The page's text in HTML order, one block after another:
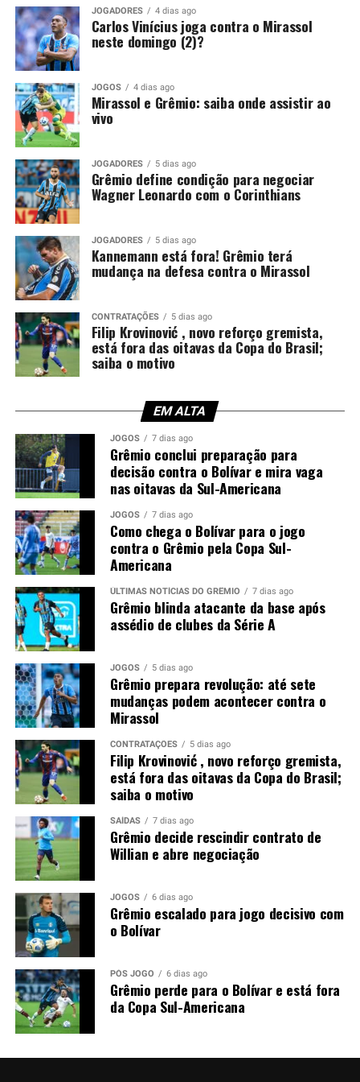
peça importante para o restante da temporada. Por
isso, só admite abrir negociações caso receba uma
proposta de compra que atenda às suas exigências
financeiras.
Você precisa ver também:Kannemann está fora!
Grêmio terá mudança na defesa contra o Mirassol
Grêmio mantém decisão para
liberar Wagner Leonardo
Recentemente, o Vitória também tentou viabilizar o
retorno de Wagner Leonardo. O clube baiano buscou
uma composição financeira, inclusive por conta de uma
pendência envolvendo a negociação realizada em 2025.
Na ocasião, o Grêmio desembolsou 4,5 milhões de
dólares, cerca de R$ 25,1 milhões, para contratar o
zagueiro. Apesar das conversas, as partes não chegaram
Enquanto isso, o Corinthians enfrenta dificuldades para
reforçar a defesa. Mesmo com autorização para
contratar atletas, o clube sofre duas punições de
transfer ban e, neste momento, não pode inscrever
novos jogadores nas competições.
Tricolor também busca um zagueiro
canhoto
Paralelamente, o Grêmio segue no mercado em busca de
um zagueiro canhoto para suprir a saída de Viery. Caso
Wagner Leonardo seja vendido, a diretoria deverá
intensificar a procura por dois defensores.
Neste cenário, a tendência é de que o Corinthians não
avance nas tratativas. Sem possibilidade de registrar o
atleta e diante da exigência do Grêmio por uma venda, a
negociação perdeu força nos bastidores.
Foto: Lucas Uebel / Grêmio
JOGADORES 4 dias ago
Carlos Vinícius joga contra o Mirassol
neste domingo (2)?
JOGOS 4 dias ago
Mirassol e Grêmio: saiba onde assistir ao
vivo
JOGADORES 5 dias ago
Grêmio define condição para negociar
Wagner Leonardo com o Corinthians
JOGADORES 5 dias ago
Kannemann está fora! Grêmio terá
mudança na defesa contra o Mirassol
CONTRATAÇÕES 5 dias ago
Filip Krovinović , novo reforço gremista,
está fora das oitavas da Copa do Brasil;
saiba o motivo
EM ALTA
JOGOS 7 dias ago
Grêmio conclui preparação para
decisão contra o Bolívar e mira vaga
nas oitavas da Sul-Americana
JOGOS 7 dias ago
Como chega o Bolívar para o jogo
contra o Grêmio pela Copa Sul-
Americana
ÚLTIMAS NOTÍCIAS DO GRÊMIO 7 dias ago
Grêmio blinda atacante da base após
assédio de clubes da Série A
JOGOS 5 dias ago
Grêmio prepara revolução: até sete
mudanças podem acontecer contra o
Mirassol
CONTRATAÇÕES 5 dias ago
Filip Krovinović , novo reforço gremista,
está fora das oitavas da Copa do Brasil;
saiba o motivo
SAÍDAS 7 dias ago
Grêmio decide rescindir contrato de
Willian e abre negociação
JOGOS 6 dias ago
Grêmio escalado para jogo decisivo com
o Bolívar
PÓS JOGO 6 dias ago
Grêmio perde para o Bolívar e está fora
da Copa Sul-Americana